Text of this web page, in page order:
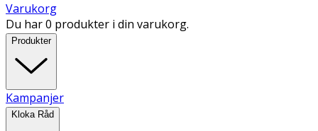
Varukorg
Du har 0 produkter i din varukorg.
Produkter
Kampanjer
Kloka Råd